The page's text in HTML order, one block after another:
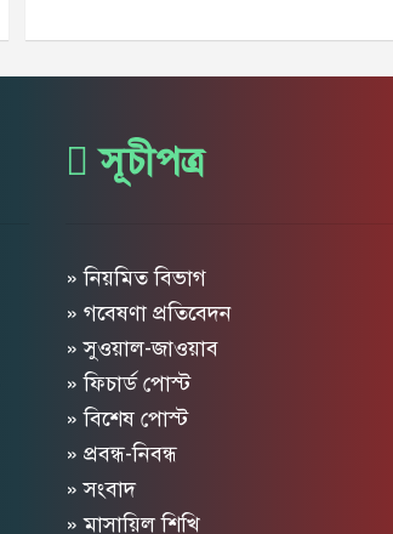
সূচীপত্র
» নিয়মিত বিভাগ
» গবেষণা প্রতিবেদন
» সুওয়াল-জাওয়াব
» ফিচার্ড পোস্ট
» বিশেষ পোস্ট
» প্রবন্ধ-নিবন্ধ
» সংবাদ
» মাসায়িল শিখি